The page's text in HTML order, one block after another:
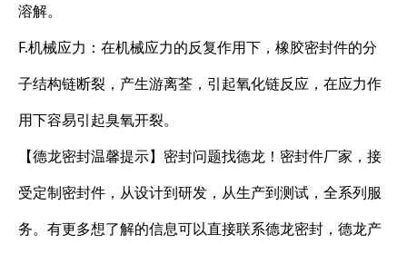
溶解。
F.机械应力：在机械应力的反复作用下，橡胶密封件的分
子结构链断裂，产生游离荃，引起氧化链反应，在应力作
用下容易引起臭氧开裂。
【德龙密封温馨提示】密封问题找德龙！密封件厂家，接
受定制密封件，从设计到研发，从生产到测试，全系列服
务。有更多想了解的信息可以直接联系德龙密封，德龙产